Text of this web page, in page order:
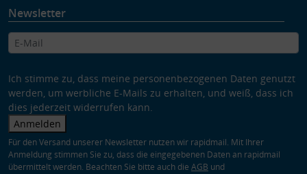
Newsletter
Ich stimme zu, dass meine personenbezogenen Daten genutzt
werden, um werbliche E-Mails zu erhalten, und weiß, dass ich
dies jederzeit widerrufen kann.
Anmelden
Für den Versand unserer Newsletter nutzen wir rapidmail. Mit Ihrer
Anmeldung stimmen Sie zu, dass die eingegebenen Daten an rapidmail
übermittelt werden. Beachten Sie bitte auch die AGB und